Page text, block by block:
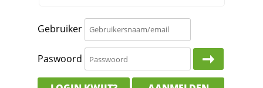
Gebruiker
Paswoord